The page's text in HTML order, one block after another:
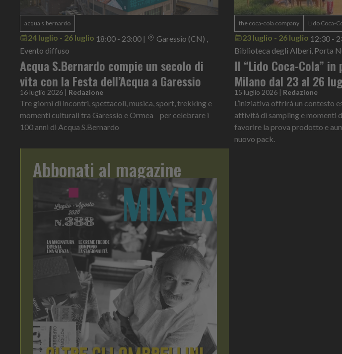
acqua s.bernardo
24 luglio - 26 luglio 18:00 - 23:00 |
Garessio (CN) ,
Evento diffuso
Acqua S.Bernardo compie un secolo di
vita con la Festa dell’Acqua a Garessio
16 luglio 2026 | Redazione
Tre giorni di incontri, spettacoli, musica, sport, trekking e
momenti culturali tra Garessio e Ormea per celebrare i
100 anni di Acqua S.Bernardo
the coca-cola company Lido Coca-
23 luglio - 26 luglio 12:30 -
Biblioteca degli Alberi, Porta
Il “Lido Coca-Cola”
Milano dal 23 al 26
15 luglio 2026 | Redazione
L’iniziativa offrirà un contesto
attività di sampling e momenti
favorire la prova prodotto e
nuovo pack.
Abbonati al magazine